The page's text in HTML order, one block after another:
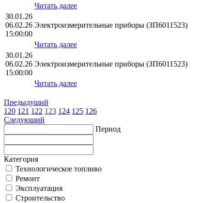
Читать далее
30.01.26
06.02.26
15:00:00
Электроизмерительные приборы (ЗП6011523)
Читать далее
30.01.26
06.02.26
15:00:00
Электроизмерительные приборы (ЗП6011523)
Читать далее
Предыдущий
120 121 122 123 124 125 126
Следующий
Период
Категория
Технологическое топливо
Ремонт
Эксплуатация
Строительство